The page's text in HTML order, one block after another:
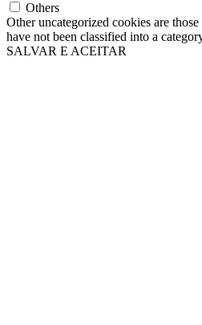
Others
Other uncategorized cookies are
have not been classified into a
SALVAR E ACEITAR